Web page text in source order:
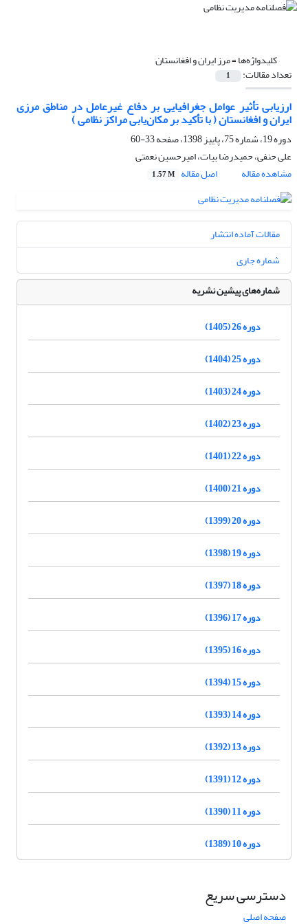
کلیدواژه‌ها =مرز ایران و افغانستان
تعداد مقالات: 1
ارزیابی تأثیر عوامل جغرافیایی بر دفاع غیرعامل در مناطق مرزی
ایران و افغانستان ( با تأکید بر مکان‌یابی مراکز نظامی )
دوره 19، شماره 75، پاییز 1398، صفحه
33-60
علی حنفی، حمیدرضا بیات، امیرحسین نعمتی
مشاهده مقاله
اصل مقاله 1.57 M
مقالات آماده انتشار
شماره جاری
شماره‌های پیشین نشریه
دوره 26 (1405)
دوره 25 (1404)
دوره 24 (1403)
دوره 23 (1402)
دوره 22 (1401)
دوره 21 (1400)
دوره 20 (1399)
دوره 19 (1398)
دوره 18 (1397)
دوره 17 (1396)
دوره 16 (1395)
دوره 15 (1394)
دوره 14 (1393)
دوره 13 (1392)
دوره 12 (1391)
دوره 11 (1390)
دوره 10 (1389)
دسترسی سریع
صفحه اصلی